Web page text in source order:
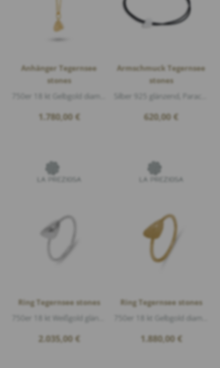
Anhänger Tegernsee
stones
1.780,00 €
Armschmuck Tegernsee
stones
620,00 €
Ring Tegernsee stones
2.035,00 €
Ring Tegernsee stones
1.880,00 €